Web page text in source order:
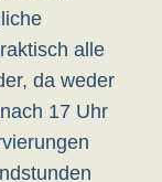
alle
da weder
17 Uhr